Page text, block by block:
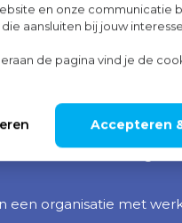
en onze communicatie
aansluiten bij jouw
de pagina vind je de
Accepteren
om de impact van een
duurzame
een organisatie met